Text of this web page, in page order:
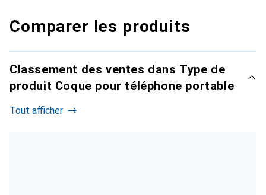
Comparer les produits
Classement des ventes dans Type de
produit Coque pour téléphone portable
Tout afficher